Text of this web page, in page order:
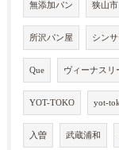
無添加パン 狭山市
所沢パン屋 シン
Que ヴィーナスリ
YOT-TOKO yot-
入曽 武蔵浦和